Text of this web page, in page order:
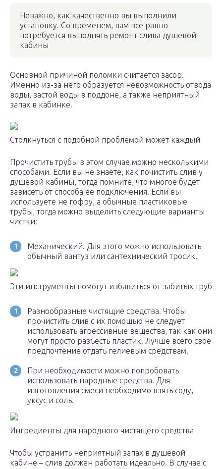
Неважно, как качественно вы выполнили
установку. Со временем, вам все равно
потребуется выполнять ремонт слива душевой
кабины
Основной причиной поломки считается засор.
Именно из-за него образуется невозможность отвода
воды, застой воды в поддоне, а также неприятный
запах в кабинке.
Столкнуться с подобной проблемой может каждый
Прочистить трубы в этом случае можно несколькими
способами. Если вы не знаете, как почистить слив у
душевой кабины, тогда помните, что многое будет
зависеть от способа ее подключения. Если вы
используете не гофру, а обычные пластиковые
трубы, тогда можно выделить следующие варианты
чистки:
Механический. Для этого можно использовать
обычный вантуз или сантехнический тросик.
Эти инструменты помогут избавиться от забитых труб
Разнообразные чистящие средства. Чтобы
прочистить слив с их помощью не следует
использовать агрессивные вещества, так как они
могут просто разъесть пластик. Лучше всего свое
предпочтение отдать гелиевым средствам.
При необходимости можно попробовать
использовать народные средства. Для
изготовления смеси необходимо взять соду,
уксус и соль.
Ингредиенты для народного чистящего средства
Чтобы устранить неприятный запах в душевой
кабине – слив должен работать идеально. В случае с